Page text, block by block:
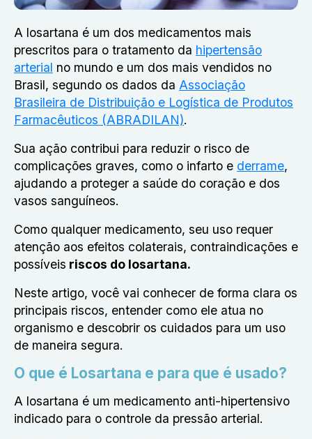
A losartana é um dos medicamentos mais
prescritos para o tratamento da hipertensão
arterial no mundo e um dos mais vendidos no
Brasil, segundo os dados da Associação
Brasileira de Distribuição e Logística de Produtos
Farmacêuticos (ABRADILAN).
Sua ação contribui para reduzir o risco de
complicações graves, como o infarto e derrame,
ajudando a proteger a saúde do coração e dos
vasos sanguíneos.
Como qualquer medicamento, seu uso requer
atenção aos efeitos colaterais, contraindicações e
possíveis riscos do losartana.
Neste artigo, você vai conhecer de forma clara os
principais riscos, entender como ele atua no
organismo e descobrir os cuidados para um uso
de maneira segura.
O que é Losartana e para que é usado?
A losartana é um medicamento anti-hipertensivo
indicado para o controle da pressão arterial.